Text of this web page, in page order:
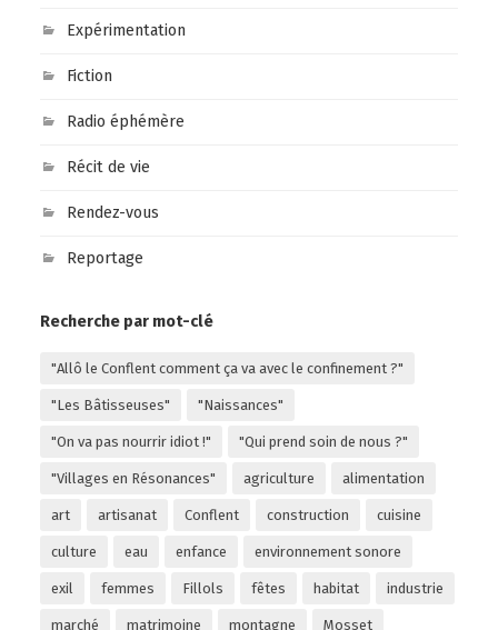
Expérimentation
Fiction
Radio éphémère
Récit de vie
Rendez-vous
Reportage
Recherche par mot-clé
"Allô le Conflent comment ça va avec le confinement ?"
"Les Bâtisseuses" "Naissances"
"On va pas nourrir idiot !" "Qui prend soin de nous ?"
"Villages en Résonances" agriculture alimentation
art artisanat Conflent construction cuisine
culture eau enfance environnement sonore
exil femmes Fillols fêtes habitat industrie
marché matrimoine montagne Mosset